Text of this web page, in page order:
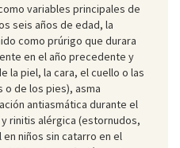
variables principales de
seis años de edad, la
como prúrigo que durara
en el año precedente y
la piel, la cara, el cuello o las
o de los pies), asma
antiasmática durante el
rinitis alérgica (estornudos,
niños sin catarro en el